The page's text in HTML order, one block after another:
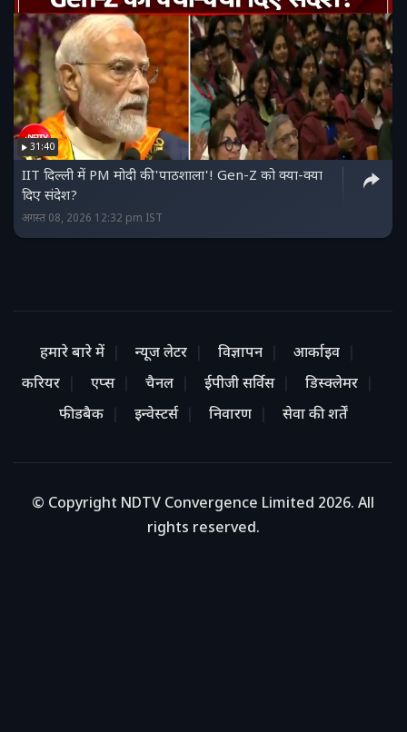
31:40
IIT दिल्ली में PM मोदी की 'पाठशाला'! Gen-Z को क्या-क्या
दिए संदेश?
अगस्त 08, 2026 12:32 pm IST
हमारे बारे में न्यूज लेटर विज्ञापन
आर्काइव
करियर
एप्स चैनल ईपीजी सर्विस
डिस्क्लेमर
फीडबैक
इन्वेस्टर्स निवारण सेवा की शर्तें
© Copyright NDTV Convergence Limited 2026. All
rights reserved.